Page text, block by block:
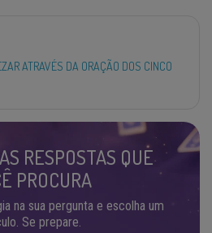
ATRAVÉS DA ORAÇÃO DOS CINCO
RESPOSTAS QUE
PROCURA
na sua pergunta e escolha um
Se prepare.